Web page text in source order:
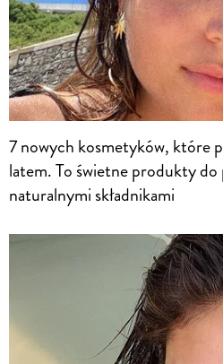
7 nowych kosmetyków, które
latem. To świetne produkty do
naturalnymi składnikami